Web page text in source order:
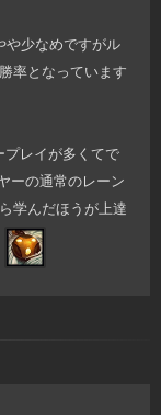
や少なめですがル
率となっています
レイが多くてで
ーの通常のレーン
学んだほうが上達